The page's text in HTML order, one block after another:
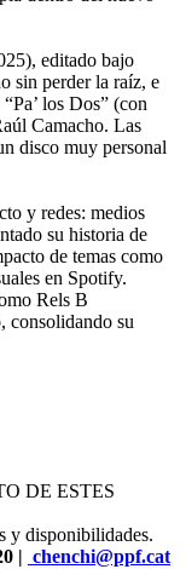
editado bajo
sin perder la raíz, e
los Dos” (con
Camacho. Las
disco muy personal
y redes: medios
su historia de
de temas como
en Spotify.
Rels B
consolidando su
DE ESTES
y disponibilidades.
| chenchi@ppf.cat